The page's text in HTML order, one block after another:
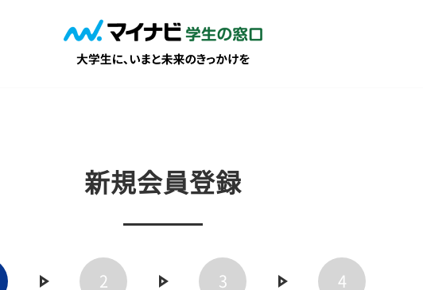
新規会員登録
2 3 4